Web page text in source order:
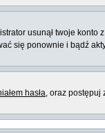
usunął twoje
się ponownie i bądź
hasła, oraz postępuj